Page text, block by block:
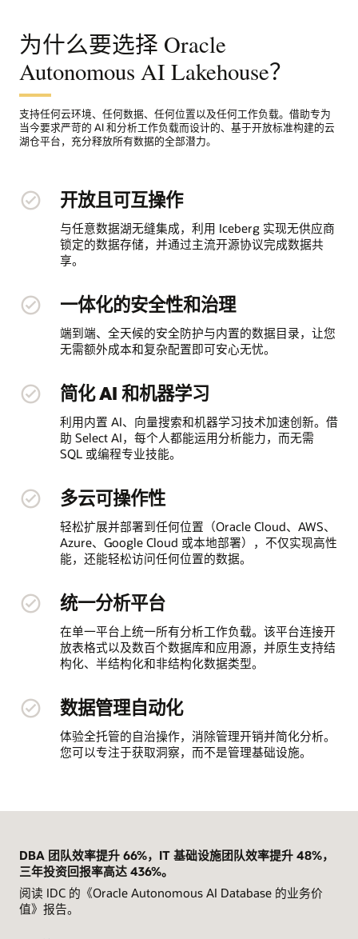
为什么要选择 Oracle
Autonomous AI Lakehouse？
支持任何云环境、任何数据、任何位置以及任何工作负载。借助专为
当今要求严苛的 AI 和分析工作负载而设计的、基于开放标准构建的云
湖仓平台，充分释放所有数据的全部潜力。
开放且可互操作
与任意数据湖无缝集成，利用 Iceberg 实现无供应商
锁定的数据存储，并通过主流开源协议完成数据共
享。
一体化的安全性和治理
端到端、全天候的安全防护与内置的数据目录，让您
无需额外成本和复杂配置即可安心无忧。
简化 AI 和机器学习
利用内置 AI、向量搜索和机器学习技术加速创新。借
助 Select AI，每个人都能运用分析能力，而无需
SQL 或编程专业技能。
多云可操作性
轻松扩展并部署到任何位置（Oracle Cloud、AWS、
Azure、Google Cloud 或本地部署），不仅实现高性
能，还能轻松访问任何位置的数据。
统一分析平台
在单一平台上统一所有分析工作负载。该平台连接开
放表格式以及数百个数据库和应用源，并原生支持结
构化、半结构化和非结构化数据类型。
数据管理自动化
体验全托管的自治操作，消除管理开销并简化分析。
您可以专注于获取洞察，而不是管理基础设施。
DBA 团队效率提升 66%，IT 基础设施团队效率提升 48%，
三年投资回报率高达 436%。
阅读 IDC 的《Oracle Autonomous AI Database 的业务价
值》报告。